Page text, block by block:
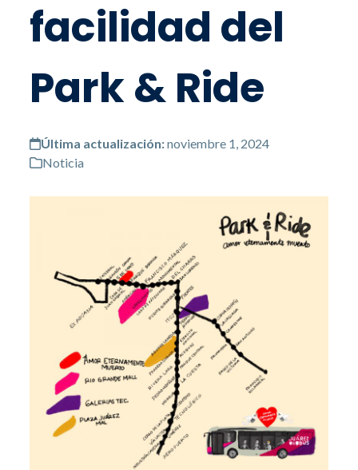
facilidad del
Park & Ride
Última actualización:noviembre 1, 2024
Noticia